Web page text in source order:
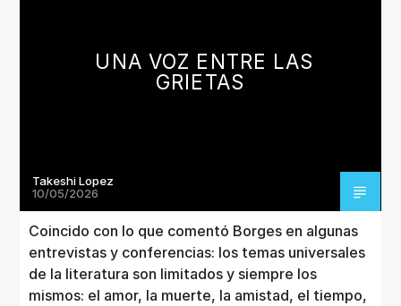
Invencible Radio
UNA VOZ ENTRE LAS
GRIETAS
Takeshi Lopez
10/05/2026
Coincido con lo que comentó Borges en algunas
entrevistas y conferencias: los temas universales
de la literatura son limitados y siempre los
mismos: el amor, la muerte, la amistad, el tiempo,